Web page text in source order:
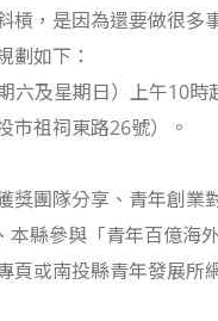
槓，是因為還要做很
劃如下：
六及星期日）上午10時
市祖祠東路26號）。
獎團隊分享、青年創業
縣參與「青年百億海
頁或南投縣青年發展所